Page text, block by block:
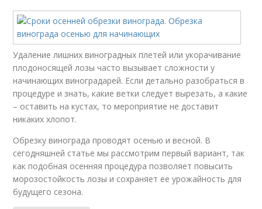
Удаление лишних виноградных плетей или укорачивание
плодоносящей лозы часто вызывает сложности у
начинающих виноградарей. Если детально разобраться в
процедуре и знать, какие ветки следует вырезать, а какие
– оставить на кустах, то мероприятие не доставит
никаких хлопот.
Обрезку винограда проводят осенью и весной. В
сегодняшней статье мы рассмотрим первый вариант, так
как подобная осенняя процедура позволяет повысить
морозостойкость лозы и сохраняет ее урожайность для
будущего сезона.